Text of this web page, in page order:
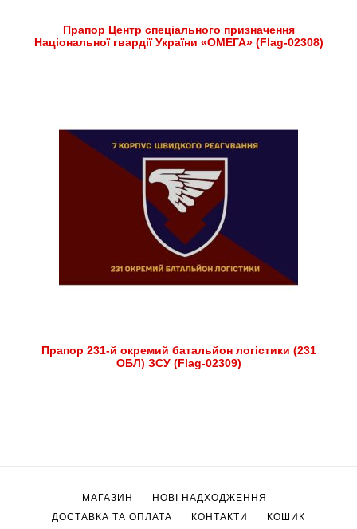
Прапор Центр спеціального призначення
Національної гвардії України «ОМЕГА» (Flag-02308)
Прапор 231-й окремий батальйон логістики (231
ОБЛ) ЗСУ (Flag-02309)
МАГАЗИН
НОВІ НАДХОДЖЕННЯ
ДОСТАВКА ТА ОПЛАТА
КОНТАКТИ КОШИК